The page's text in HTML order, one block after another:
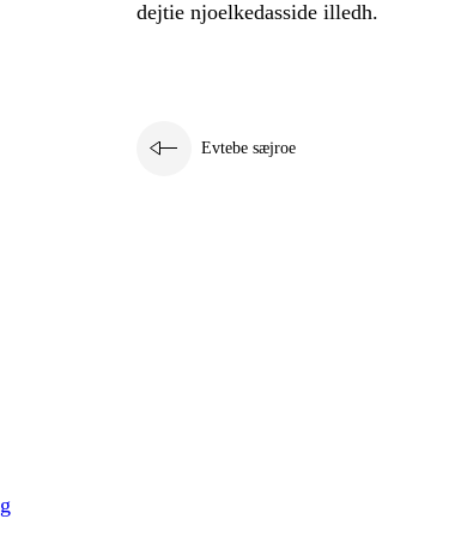
dejtie njoelkedasside illedh.
Evtebe sæjroe